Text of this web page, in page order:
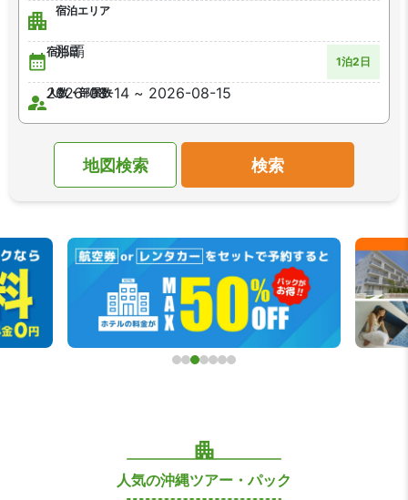
宿泊エリア
宿泊日
1泊2日
人数・部屋数
地図検索 検索
人気の沖縄ツアー・パック